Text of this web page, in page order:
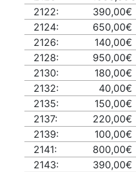
2122:
390,00€
2124:
650,00€
2126:
140,00€
2128:
950,00€
2130:
180,00€
2132:
40,00€
2135:
150,00€
2137:
220,00€
2139:
100,00€
2141:
800,00€
2143:
390,00€